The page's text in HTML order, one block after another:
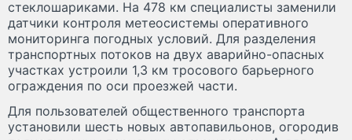
стеклошариками. На 478 км специалисты заменили
датчики контроля метеосистемы оперативного
мониторинга погодных условий. Для разделения
транспортных потоков на двух аварийно-опасных
участках устроили 1,3 км тросового барьерного
ограждения по оси проезжей части.
Для пользователей общественного транспорта
установили шесть новых автопавильонов, огородив